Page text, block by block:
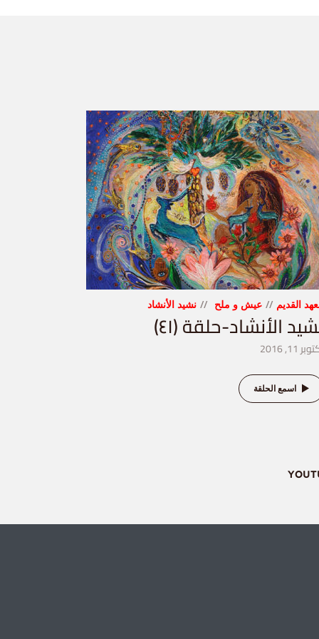
القديم عيش و ملح نشيد الأنشاد
الأنشاد-حلقة (٤١)
11, 2016
اسمع الحلقة